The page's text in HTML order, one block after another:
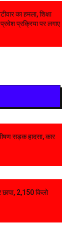
का हमला, शिक्षा
प्रक्रिया पर लगाए
सड़क हादसा, कार
2,150 किलो